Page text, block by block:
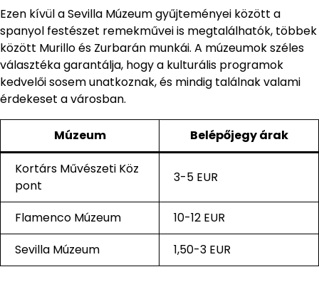
Ezen kívül a Sevilla Múzeum gyűjteményei között a
spanyol festészet remekművei is megtalálhatók, többek
között Murillo és Zurbarán munkái. A múzeumok széles
választéka garantálja, hogy a kulturális programok
kedvelői sosem unatkoznak, és mindig találnak valami
érdekeset a városban.
Múzeum Belépőjegy árak
Kortárs Művészeti Köz
pont
3-5 EUR
Flamenco Múzeum
10-12 EUR
Sevilla Múzeum
1,50-3 EUR